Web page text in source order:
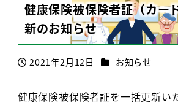
健康保険被保険者証（カー
新のお知らせ
投稿日
2021年2月12日 カテゴリー
お知らせ
健康保険被保険者証を一括更新い